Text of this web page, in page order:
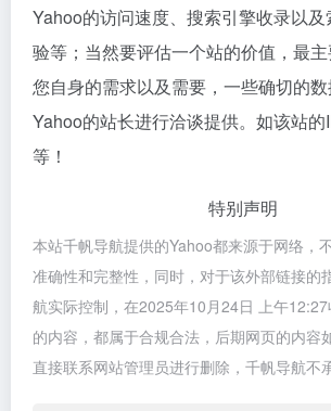
Yahoo的访问速度、搜索引擎收录以
验等；当然要评估一个站的价值，最
您自身的需求以及需要，一些确切的
Yahoo的站长进行洽谈提供。如该站
等！
特别声明
本站千帆导航提供的Yahoo都来源于网络，
准确性和完整性，同时，对于该外部链接的
航实际控制，在2025年10月24日 上午
的内容，都属于合规合法，后期网页的内容
直接联系网站管理员进行删除，千帆导航不